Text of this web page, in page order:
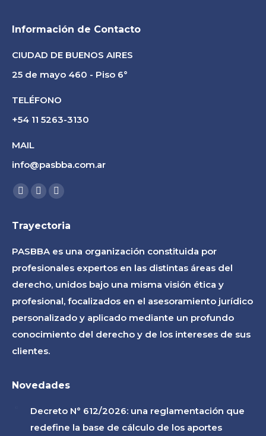
Información de Contacto
CIUDAD DE BUENOS AIRES
25 de mayo 460 - Piso 6°
TELÉFONO
+54 11 5263-3130
MAIL
info@pasbba.com.ar
Find us on:
Facebook
opens
window
Linkedin
opens
window
Instagram
opens
window
Trayectoria
PASBBA es una organización constituida por
profesionales expertos en las distintas áreas del
derecho, unidos bajo una misma visión ética y
profesional, focalizados en el asesoramiento jurídico
personalizado y aplicado mediante un profundo
conocimiento del derecho y de los intereses de sus
clientes.
Novedades
Decreto N° 612/2026: una reglamentación que
redefine la base de cálculo de los aportes